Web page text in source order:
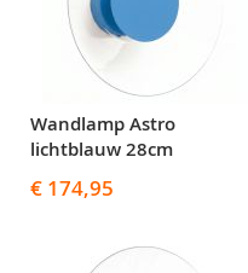
Wandlamp Astro
lichtblauw 28cm
€ 174,95